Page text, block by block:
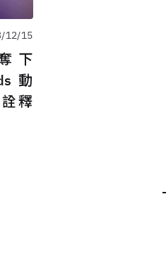
12/15
下
動
釋